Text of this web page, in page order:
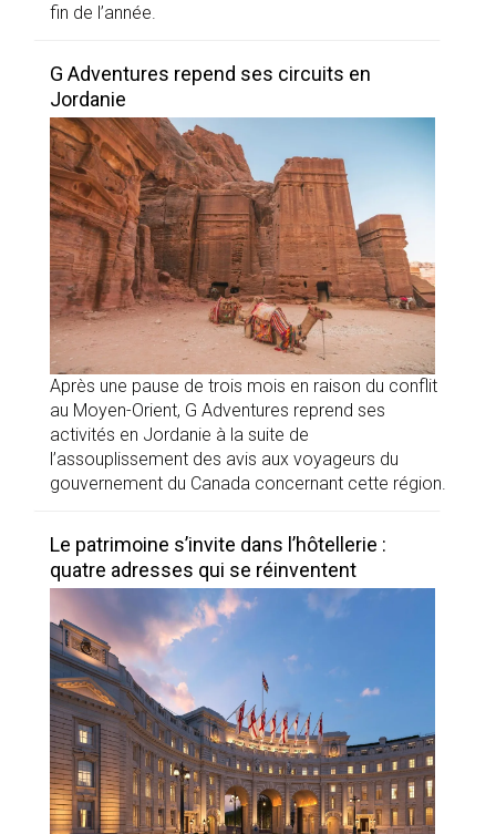
fin de l’année.
G Adventures repend ses circuits en
Jordanie
Après une pause de trois mois en raison du conflit
au Moyen-Orient, G Adventures reprend ses
activités en Jordanie à la suite de
l’assouplissement des avis aux voyageurs du
gouvernement du Canada concernant cette région.
Le patrimoine s’invite dans l’hôtellerie :
quatre adresses qui se réinventent